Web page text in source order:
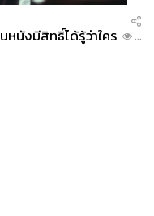
หนังมีสิทธิ์ได้รู้ว่าใคร
...